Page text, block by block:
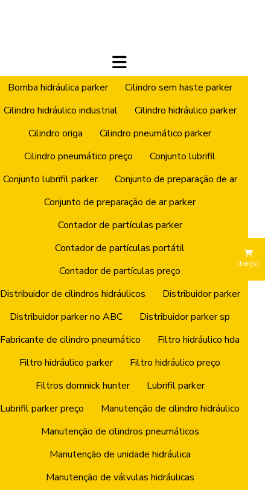
Bomba hidráulica parker
Cilindro sem haste parker
Cilindro hidráulico industrial
Cilindro hidráulico parker
Cilindro origa
Cilindro pneumático parker
Cilindro pneumático preço
Conjunto lubrifil
Conjunto lubrifil parker
Conjunto de preparação de ar
Conjunto de preparação de ar parker
Contador de partículas parker
Contador de partículas portátil
Contador de partículas preço
Distribuidor de cilindros hidráulicos
Distribuidor parker
Distribuidor parker no ABC
Distribuidor parker sp
Fabricante de cilindro pneumático
Filtro hidráulico hda
Filtro hidráulico parker
Filtro hidráulico preço
Filtros domnick hunter
Lubrifil parker
Lubrifil parker preço
Manutenção de cilindro hidráulico
Manutenção de cilindros pneumáticos
Manutenção de unidade hidráulica
Manutenção de válvulas hidráulicas
iten(s)